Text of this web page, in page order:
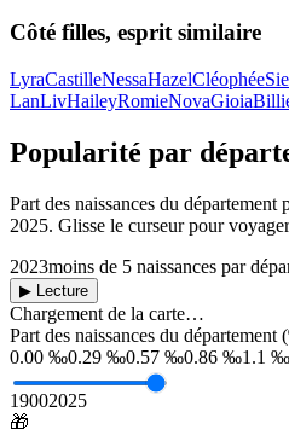
Côté filles, esprit similaire
LyraCastilleNessaHazelCléophée
LanLivHaileyRomieNovaGioia
Popularité par
Part des naissances du département
2025. Glisse le curseur pour
2023moins de 5 naissances par
▶ Lecture
Chargement de la carte…
Part des naissances du
0.00 ‰0.29 ‰0.57 ‰0.86 ‰1.1 ‰
19002025
🎁